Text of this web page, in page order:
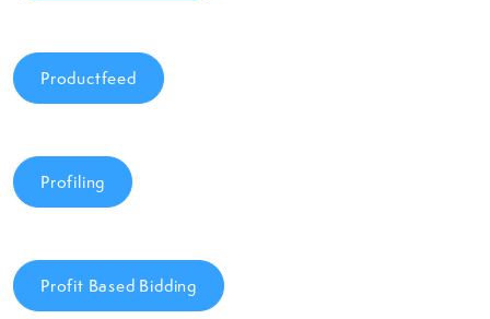
Productfeed
Profiling
Profit Based Bidding